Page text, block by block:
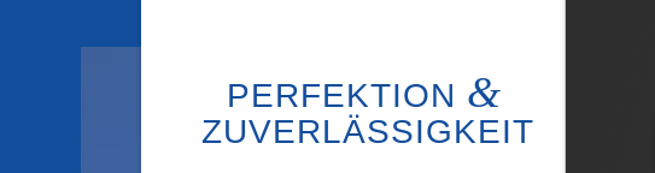
PERFEKTION &
ZUVERLÄSSIGKEIT